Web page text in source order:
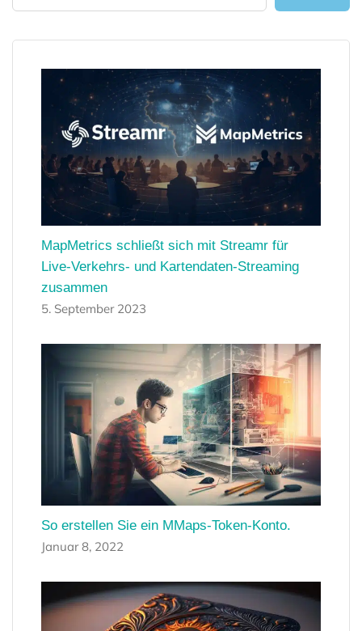
MapMetrics schließt sich mit Streamr für
Live-Verkehrs- und Kartendaten-Streaming
zusammen
5. September 2023
So erstellen Sie ein MMaps-Token-Konto.
Januar 8, 2022